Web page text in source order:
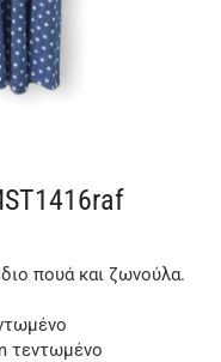
πουά και ζωνούλα.
τεντωμένο